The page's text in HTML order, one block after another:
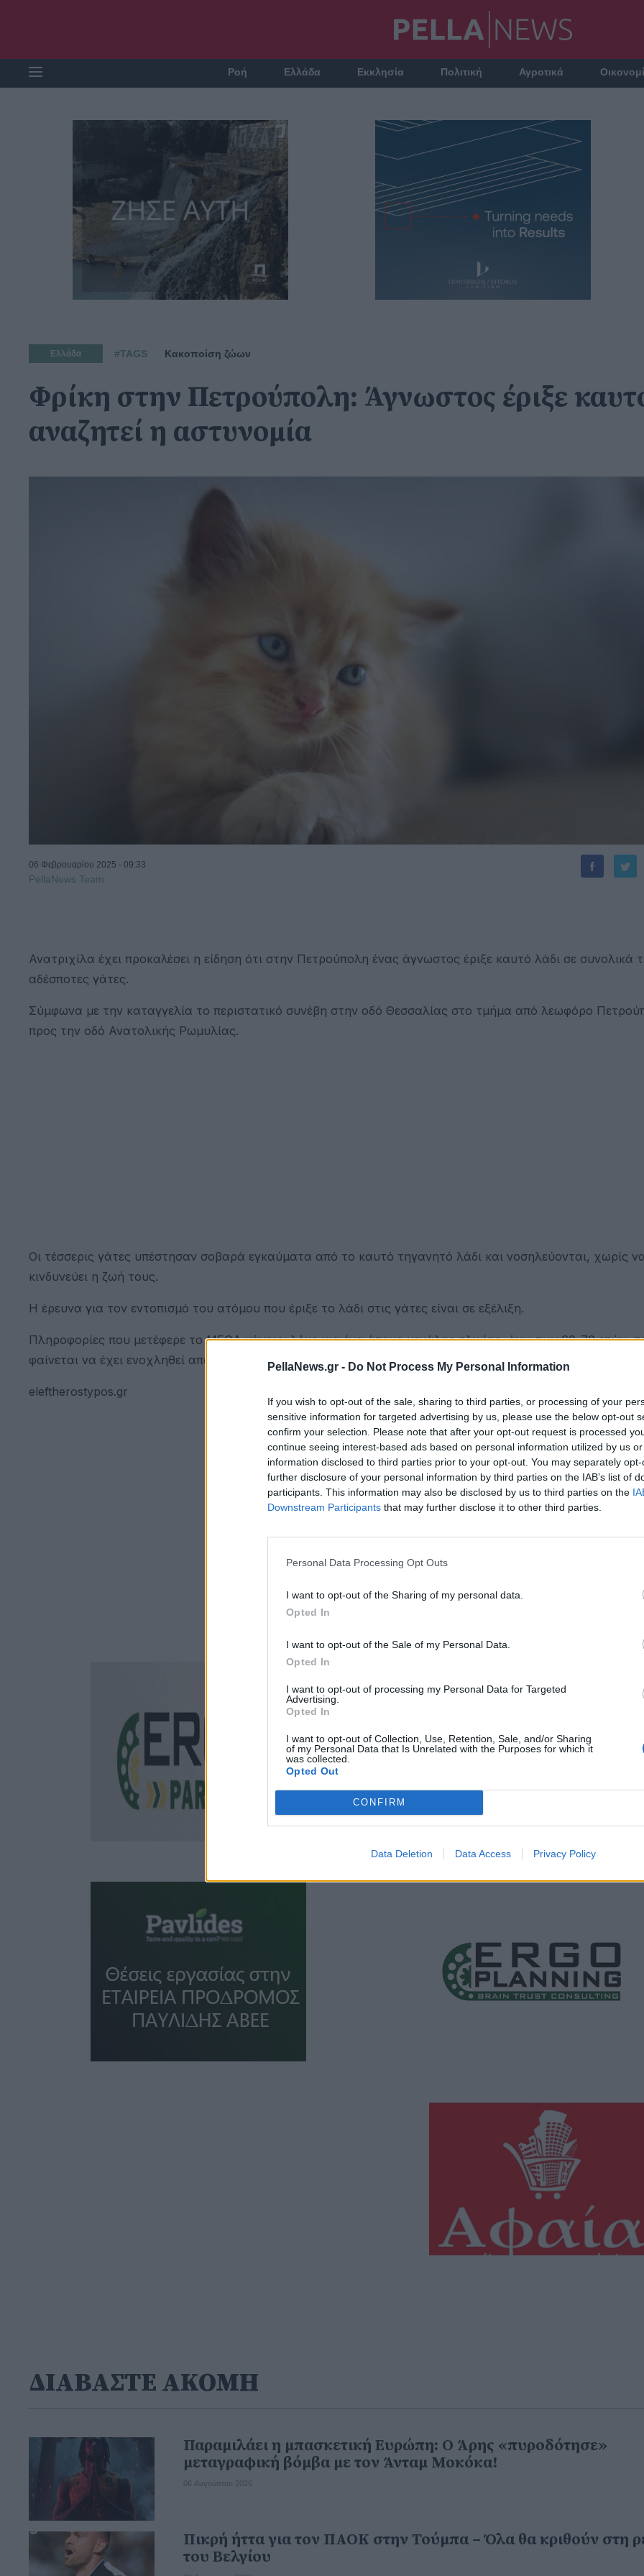
PellaNews.gr - Do Not Process My Personal Information
If you wish to opt-out of the sale, sharing to third parties, or processing of your
sensitive information for targeted advertising by us, please use the below opt-out
confirm your selection. Please note that after your opt-out request is processed
continue seeing interest-based ads based on personal information utilized by us
information disclosed to third parties prior to your opt-out. You may separately
further disclosure of your personal information by third parties on the IAB’s list of
participants. This information may also be disclosed by us to third parties on the
Downstream Participants that may further disclose it to other third parties.
Personal Data Processing Opt Outs
I want to opt-out of the Sharing of my personal data.
Opted In
I want to opt-out of the Sale of my Personal Data.
Opted In
I want to opt-out of processing my Personal Data for Targeted
Advertising.
Opted In
I want to opt-out of Collection, Use, Retention, Sale, and/or Sharing
of my Personal Data that Is Unrelated with the Purposes for which it
was collected.
Opted Out
CONFIRM
Data Deletion Data Access Privacy Policy
Ροή Ελλάδα Εκκλησία Πολιτική Αγροτικά
Ελλάδα #TAGS Κακοποίση ζώων
Φρίκη στην Πετρούπολη: Άγνωστος έριξε
αναζητεί η αστυνομία
06 Φεβρουαρίου 2025 - 09:33
PellaNews Team
Ανατριχίλα έχει προκαλέσει η είδηση ότι στην Πετρούπολη ένας άγνωστος έριξε καυτό λάδι σε συνολικά
αδέσποτες γάτες.
Σύμφωνα με την καταγγελία το περιστατικό συνέβη στην οδό Θεσσαλίας στο τμήμα από λεωφόρο
προς την οδό Ανατολικής Ρωμυλίας.
Οι τέσσερις γάτες υπέστησαν σοβαρά εγκαύματα από το καυτό τηγανητό λάδι και νοσηλεύονται, χωρίς
κινδυνεύει η ζωή τους.
Η έρευνα για τον εντοπισμό του ατόμου που έριξε το λάδι στις γάτες είναι σε εξέλιξη.
Πληροφορίες που μετέφερε το MEGA κάνουν λόγο για ένα άτομο μεγάλης ηλικίας, άνω των 60-70 ετών,
φαίνεται να έχει ενοχληθεί από αδέσποτες γάτες που μπαίνουν στο σπίτι του.
eleftherostypos.gr
ΔΙΑΒΑΣΤΕ ΑΚΟΜΗ
Παραμιλάει η μπασκετική Ευρώπη: Ο Άρης «πυροδότησε»
μεταγραφική βόμβα με τον Άνταμ Μοκόκα!
06 Αυγούστου 2026
Πικρή ήττα για τον ΠΑΟΚ στην Τούμπα – Όλα θα κριθούν στη
του Βελγίου